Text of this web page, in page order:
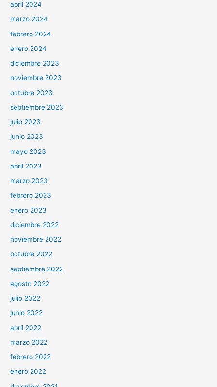
abril 2024
marzo 2024
febrero 2024
enero 2024
diciembre 2023
noviembre 2023
octubre 2023
septiembre 2023
julio 2023
junio 2023
mayo 2023
abril 2023
marzo 2023
febrero 2023
enero 2023
diciembre 2022
noviembre 2022
octubre 2022
septiembre 2022
agosto 2022
julio 2022
junio 2022
abril 2022
marzo 2022
febrero 2022
enero 2022